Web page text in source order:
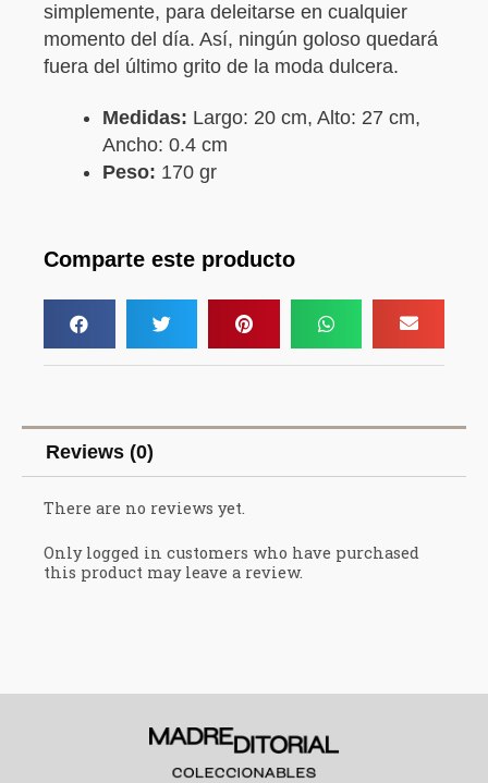
simplemente, para deleitarse en cualquier
momento del día. Así, ningún goloso quedará
fuera del último grito de la moda dulcera.
Medidas: Largo: 20 cm, Alto: 27 cm,
Ancho: 0.4 cm
Peso: 170 gr
Comparte este producto
Reviews (0)
There are no reviews yet.
Only logged in customers who have purchased
this product may leave a review.